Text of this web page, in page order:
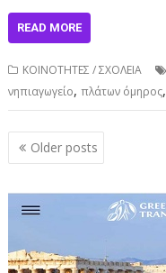
READ MORE
ΚΟΙΝΟΤΗΤΕΣ / ΣΧΟΛΕΙΑ
νηπιαγωγείο,πλάτων όμηρος,
Posts
navigation
Older posts